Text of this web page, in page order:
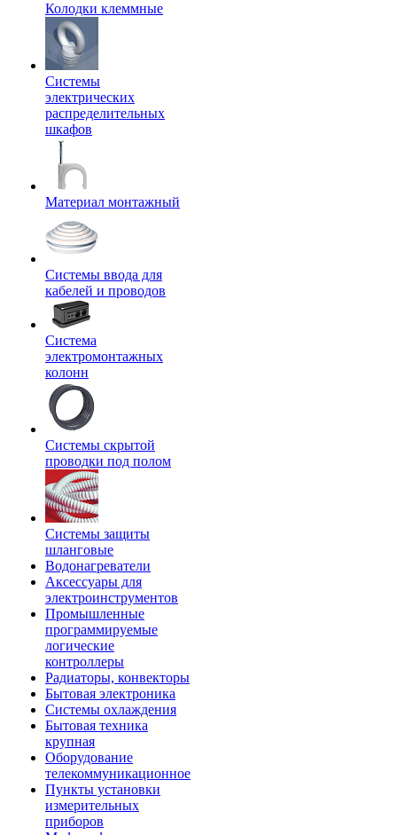
Колодки клеммные
Системы
электрических
распределительных
шкафов
Материал монтажный
Системы ввода для
кабелей и проводов
Система
электромонтажных
колонн
Системы скрытой
проводки под полом
Системы защиты
шланговые
Водонагреватели
Аксессуары для
электроинструментов
Промышленные
программируемые
логические
контроллеры
Радиаторы, конвекторы
Бытовая электроника
Системы охлаждения
Бытовая техника
крупная
Оборудование
телекоммуникационное
Пункты установки
измерительных
приборов